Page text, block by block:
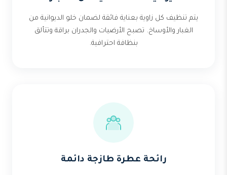
يتم تنظيف كل زاوية بعناية فائقة لضمان خلو الديوانية من
الغبار والأوساخ. تصبح الأرضيات والجدران براقة وتتألق
بنظافة احترافية.
رائحة عطرة طازجة دائمة